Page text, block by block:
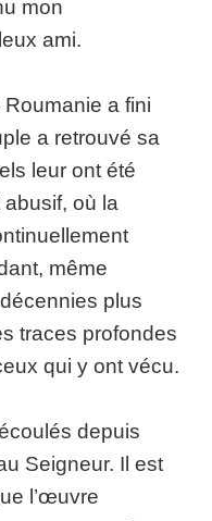
mon
ami.
a fini
a retrouvé sa
leur ont été
abusif, où la
même
plus
traces profondes
qui y ont vécu.
depuis
Seigneur. Il est
l’œuvre